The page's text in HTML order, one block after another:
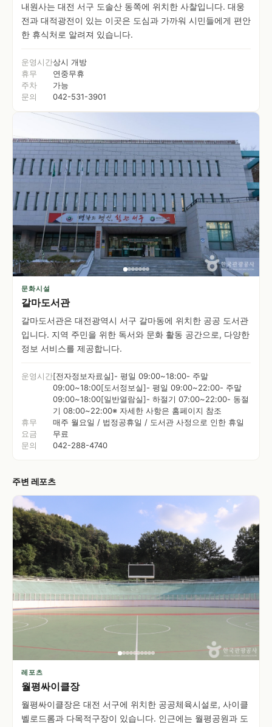
내원사는 대전 서구 도솔산 동쪽에 위치한 사찰입니다. 대웅
전과 대적광전이 있는 이곳은 도심과 가까워 시민들에게 편안
한 휴식처로 알려져 있습니다.
운영시간상시 개방
휴무
연중무휴
주차
가능
문의
042-531-3901
문화시설
갈마도서관
갈마도서관은 대전광역시 서구 갈마동에 위치한 공공 도서관
입니다. 지역 주민을 위한 독서와 문화 활동 공간으로, 다양한
정보 서비스를 제공합니다.
운영시간[전자정보자료실]- 평일 09:00~18:00- 주말
09:00~18:00[도서정보실]- 평일 09:00~22:00- 주말
09:00~18:00[일반열람실]- 하절기 07:00~22:00- 동절
기 08:00~22:00※ 자세한 사항은 홈페이지 참조
휴무
매주 월요일 / 법정공휴일 / 도서관 사정으로 인한 휴일
요금
무료
문의
042-288-4740
주변 레포츠
레포츠
월평싸이클장
월평싸이클장은 대전 서구에 위치한 공공체육시설로, 사이클
벨로드롬과 다목적구장이 있습니다. 인근에는 월평공원과 도